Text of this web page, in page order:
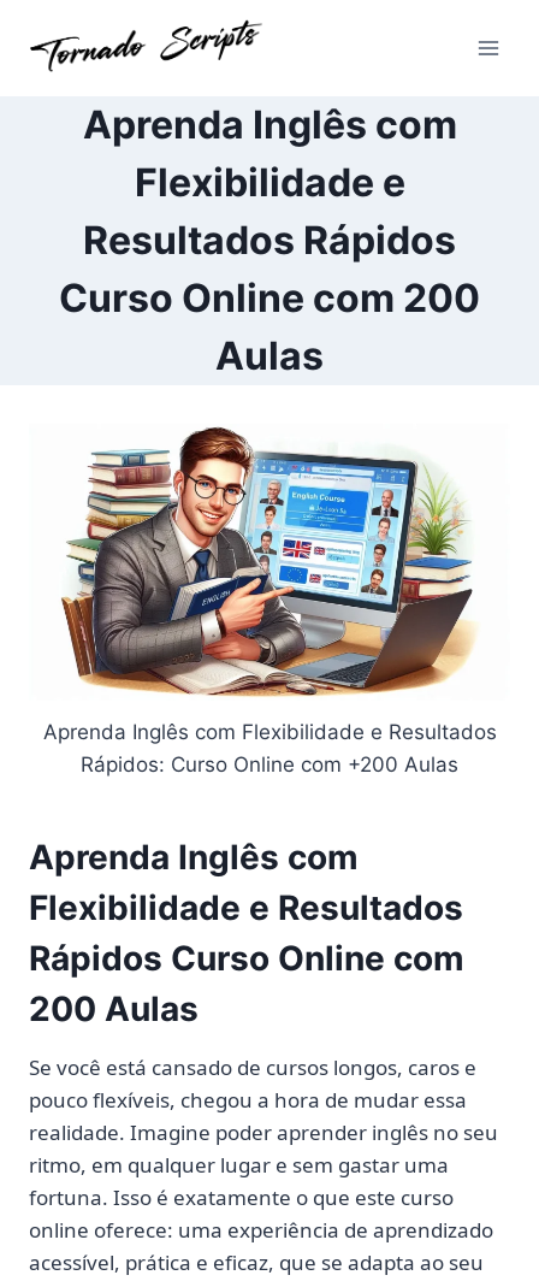
para
ConteúdoAprenda Inglês com
Flexibilidade e
Resultados Rápidos
Curso Online com 200
Aulas
Aprenda Inglês com Flexibilidade e Resultados
Rápidos: Curso Online com +200 Aulas
Aprenda Inglês com
Flexibilidade e Resultados
Rápidos Curso Online com
200 Aulas
Se você está cansado de cursos longos, caros e
pouco flexíveis, chegou a hora de mudar essa
realidade. Imagine poder aprender inglês no seu
ritmo, em qualquer lugar e sem gastar uma
fortuna. Isso é exatamente o que este curso
online oferece: uma experiência de aprendizado
acessível, prática e eficaz, que se adapta ao seu